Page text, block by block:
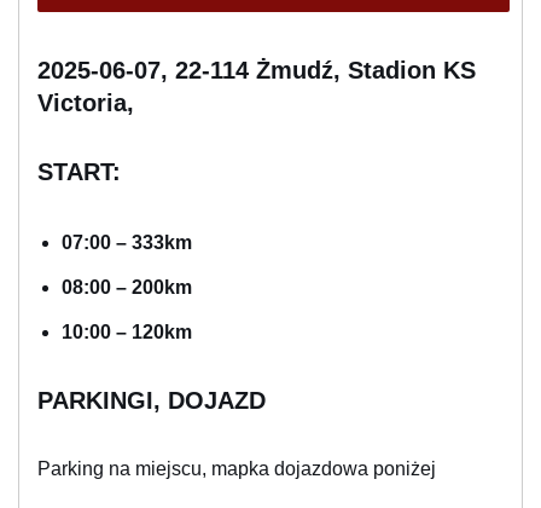
2025-06-07, 22-114 Żmudź, Stadion KS
Victoria,
START:
07:00 – 333km
08:00 – 200km
10:00 – 120km
PARKINGI, DOJAZD
Parking na miejscu, mapka dojazdowa poniżej